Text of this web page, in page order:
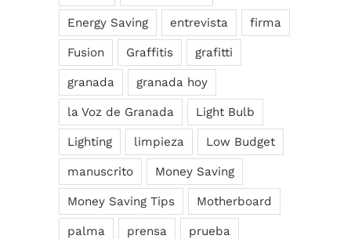
Energy Saving entrevista firma
Fusion Graffitis grafitti
granada granada hoy
la Voz de Granada Light Bulb
Lighting limpieza Low Budget
manuscrito Money Saving
Money Saving Tips Motherboard
palma prensa prueba